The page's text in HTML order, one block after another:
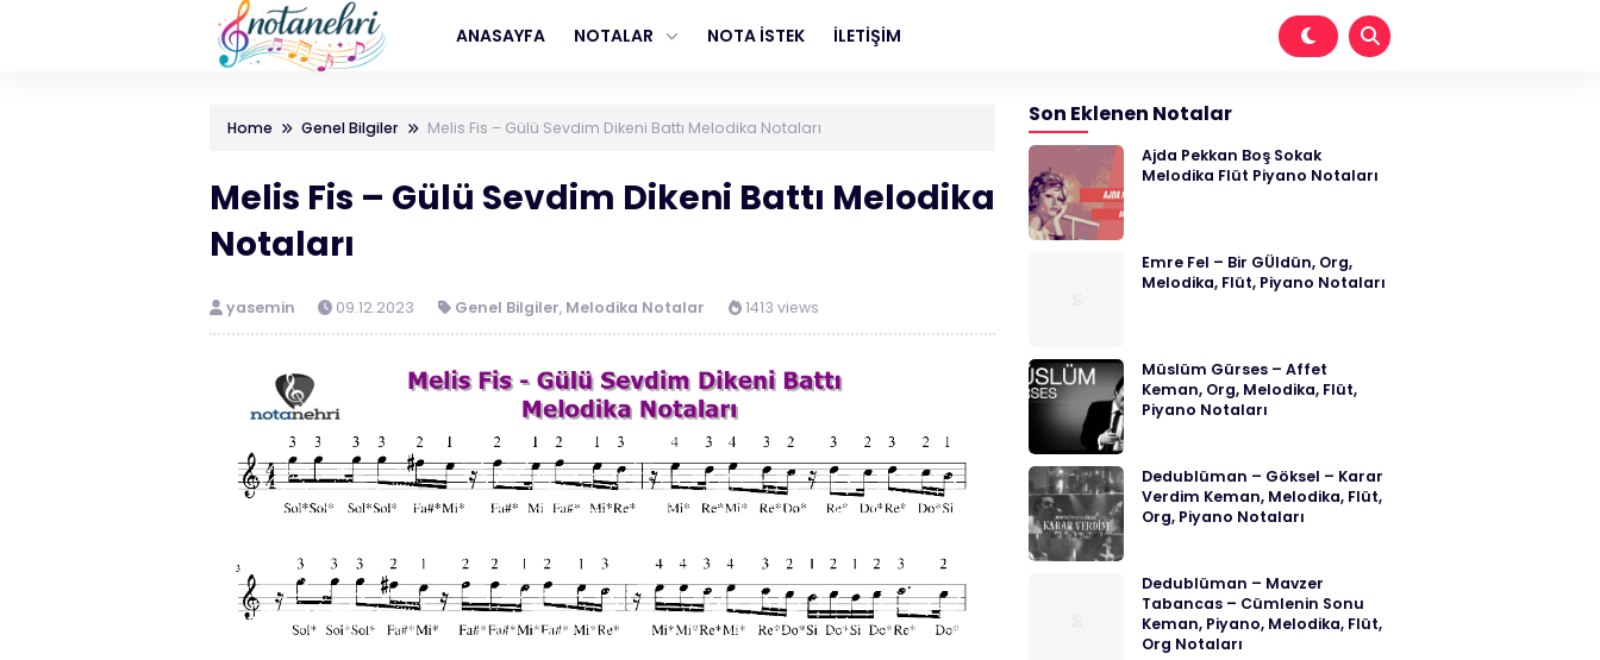
ANASAYFA NOTALAR NOTA İSTEK İLETİŞİM
Home Genel Bilgiler Melis Fis – Gülü Sevdim Dikeni Battı Melodika Notaları
Melis Fis – Gülü Sevdim Dikeni Battı Melodika
Notaları
yasemin 09.12.2023 Genel Bilgiler, Melodika Notalar 1413 views
Son Eklenen Notalar
Ajda Pekkan Boş Sokak
Melodika Flüt Piyano Notaları
Emre Fel – Bir GÜldün, Org,
Melodika, Flüt, Piyano Notaları
Müslüm Gürses – Affet
Keman, Org, Melodika, Flüt,
Piyano Notaları
Dedublüman – Göksel – Karar
Verdim Keman, Melodika, Flüt,
Org, Piyano Notaları
Dedublüman – Mavzer
Tabancas – Cümlenin Sonu
Keman, Piyano, Melodika, Flüt,
Org Notaları